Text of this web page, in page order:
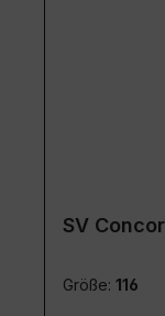
SV
Größe: 116